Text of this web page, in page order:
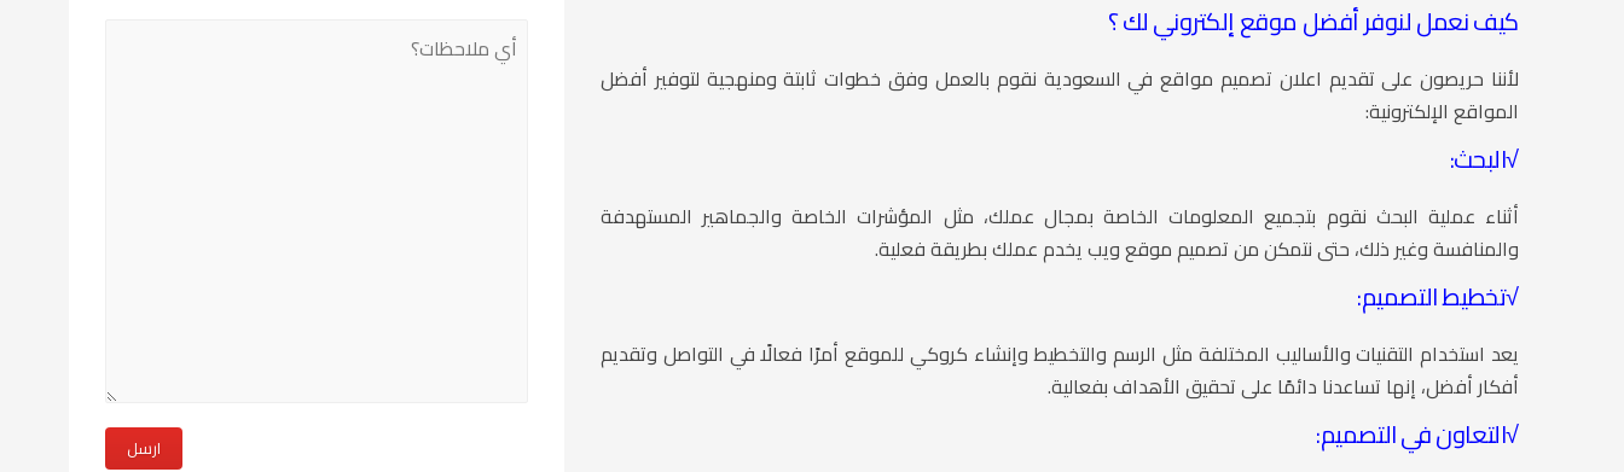
كيف نعمل لنوفر أفضل موقع إلكتروني لك ؟
لأننا حريصون على تقديم اعلان تصميم مواقع في السعودية نقوم بالعمل وفق خطوات ثابتة ومنهجية لتوفير أفضل
المواقع الإلكترونية:
√البحث:
أثناء عملية البحث نقوم بتجميع المعلومات الخاصة بمجال عملك، مثل المؤشرات الخاصة والجماهير المستهدفة
والمنافسة وغير ذلك، حتى نتمكن من تصميم موقع ويب يخدم عملك بطريقة فعلية.
√تخطيط التصميم:
يعد استخدام التقنيات والأساليب المختلفة مثل الرسم والتخطيط وإنشاء كروكي للموقع أمرًا فعالًا في التواصل وتقديم
أفكار أفضل، إنها تساعدنا دائمًا على تحقيق الأهداف بفعالية.
√التعاون في التصميم: